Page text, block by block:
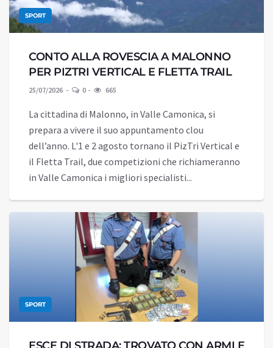
SPORT
CONTO ALLA ROVESCIA A MALONNO
PER PIZTRI VERTICAL E FLETTA TRAIL
25/07/2026 0 665
La cittadina di Malonno, in Valle Camonica, si
prepara a vivere il suo appuntamento clou
dell’anno. L'1 e 2 agosto tornano il PizTri Vertical e
il Fletta Trail, due competizioni che richiameranno
in Valle Camonica i migliori specialisti...
SPORT